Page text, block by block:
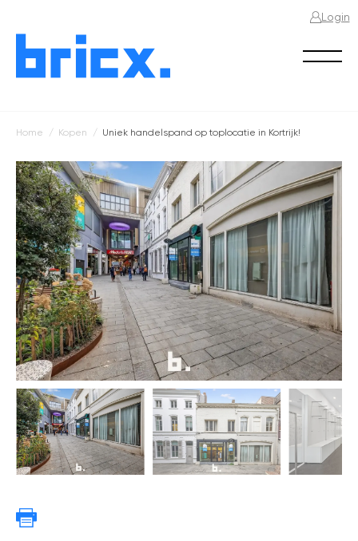
Login
Home Kopen Uniek handelspand op toplocatie in Kortrijk!